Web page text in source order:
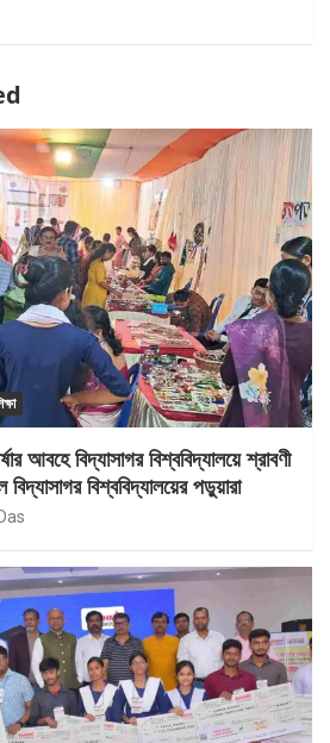
বিদ্যাসাগর বিশ্ববিদ্যালয়ে শ্রাবণী
বিশ্ববিদ্যালয়ের পড়ুয়ারা